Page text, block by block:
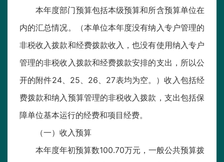
本年度部门预算包括本级预算和所含预算单位在
内的汇总情况。（本单位本年度没有纳入专户管理的
非税收入拨款和经费拨款收入，也没有使用纳入专户
管理的非税收入拨款和经费拨款安排的支出，所以公
开的附件24、25、26、27表均为空。）收入包括经
费拨款和纳入预算管理的非税收入拨款，支出包括保
障单位基本运行的经费和项目经费。
（一）收入预算
本年度年初预算数100.70万元，一般公共预算拨